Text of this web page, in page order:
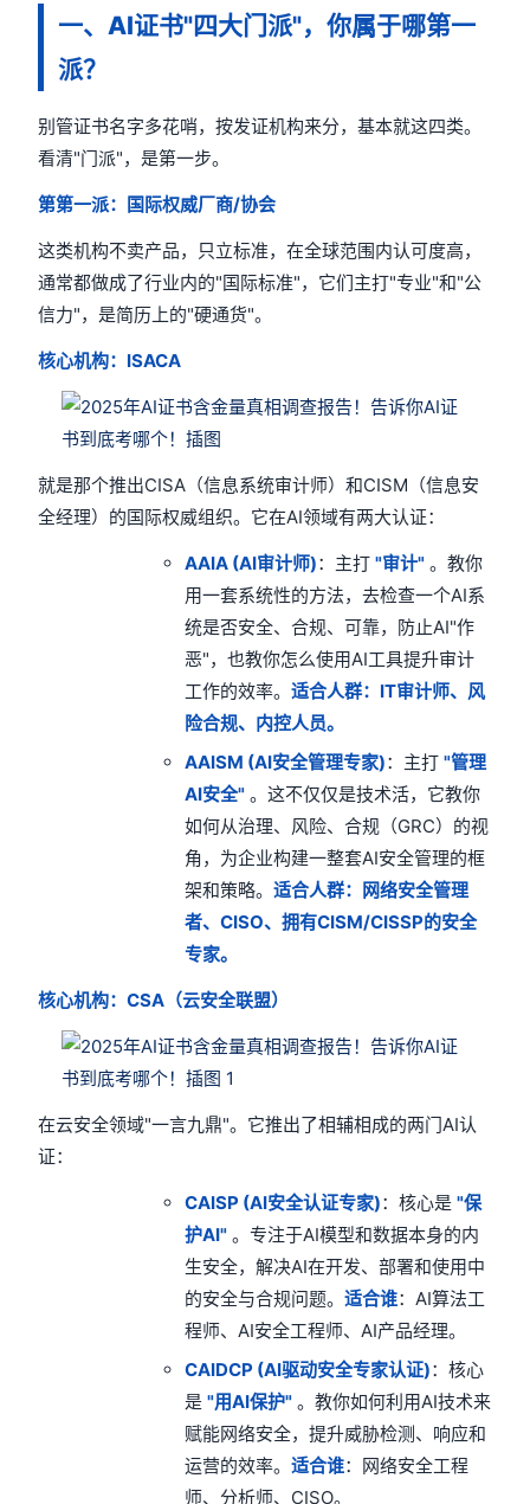
一、AI证书"四大门派"，你属于哪第一
派？
别管证书名字多花哨，按发证机构来分，基本就这四类。
看清"门派"，是第一步。
第第一派：国际权威厂商/协会
这类机构不卖产品，只立标准，在全球范围内认可度高，
通常都做成了行业内的"国际标准"，它们主打"专业"和"公
信力"，是简历上的"硬通货"。
核心机构：ISACA
就是那个推出CISA（信息系统审计师）和CISM（信息安
全经理）的国际权威组织。它在AI领域有两大认证：
AAIA (AI审计师)：主打"审计" 。教你
用一套系统性的方法，去检查一个AI系
统是否安全、合规、可靠，防止AI"作
恶"，也教你怎么使用AI工具提升审计
工作的效率。适合人群：IT审计师、风
险合规、内控人员。
AAISM (AI安全管理专家)：主打"管理
AI安全" 。这不仅仅是技术活，它教你
如何从治理、风险、合规（GRC）的视
角，为企业构建一整套AI安全管理的框
架和策略。适合人群：网络安全管理
者、CISO、拥有CISM/CISSP的安全
专家。
核心机构：CSA（云安全联盟）
在云安全领域"一言九鼎"。它推出了相辅相成的两门AI认
证：
CAISP (AI安全认证专家)：核心是"保
护AI" 。专注于AI模型和数据本身的内
生安全，解决AI在开发、部署和使用中
的安全与合规问题。适合谁：AI算法工
程师、AI安全工程师、AI产品经理。
CAIDCP (AI驱动安全专家认证)：核心
是"用AI保护" 。教你如何利用AI技术来
赋能网络安全，提升威胁检测、响应和
运营的效率。适合谁：网络安全工程
师、分析师、CISO。